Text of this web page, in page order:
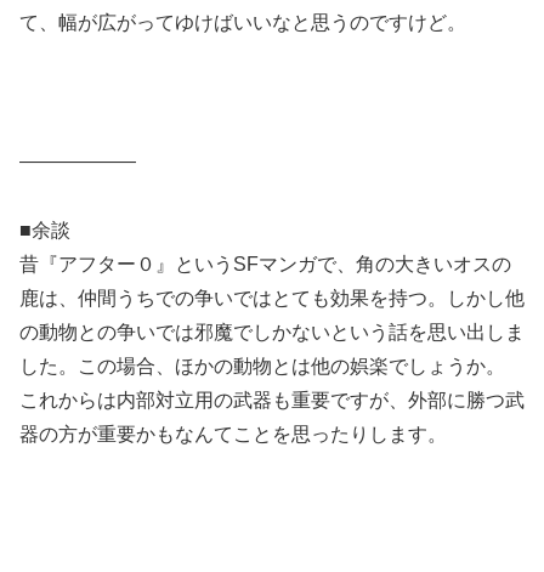
て、幅が広がってゆけばいいなと思うのですけど。
——————
■余談
昔『アフター０』というSFマンガで、角の大きいオスの
鹿は、仲間うちでの争いではとても効果を持つ。しかし他
の動物との争いでは邪魔でしかないという話を思い出しま
した。この場合、ほかの動物とは他の娯楽でしょうか。
これからは内部対立用の武器も重要ですが、外部に勝つ武
器の方が重要かもなんてことを思ったりします。